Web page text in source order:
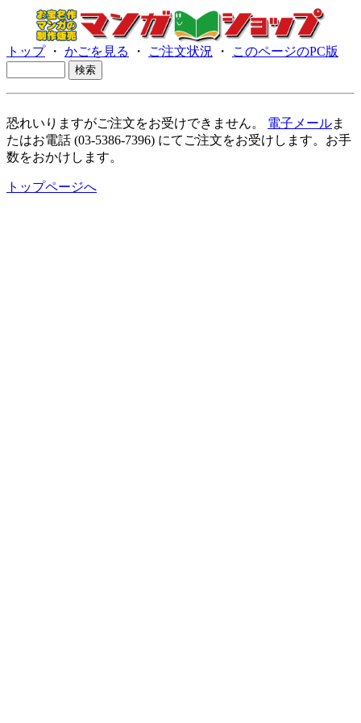
トップ・ かごを見る ・ ご注文状況 ・ このページのPC版
恐れいりますがご注文をお受けできません。 電子メールま
たはお電話 (03-5386-7396) にてご注文をお受けします。お手
数をおかけします。
トップページへ